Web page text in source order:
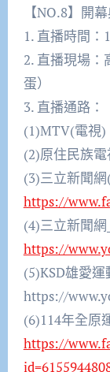
【NO.8】開
1. 直播時間：
2. 直播現場：
蛋）
3. 直播通路：
(1)MTV(電視)
(2)原住民族
(3)三立新聞網
https://
(4)三立新聞網
https://
(5)KSD雄愛運
https://
(6)114年全原
https://